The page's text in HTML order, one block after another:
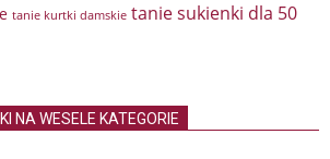
tanie kurtki damskie tanie sukienki dla 50
NA WESELE KATEGORIE